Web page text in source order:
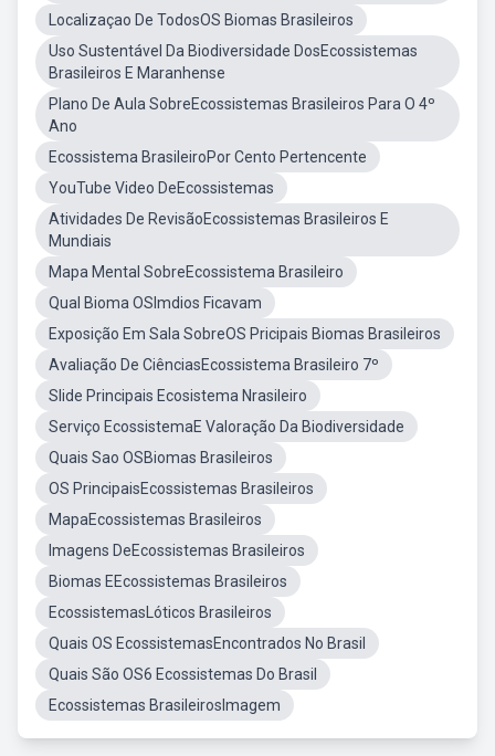
Localizaçao De TodosOS Biomas Brasileiros
Uso Sustentável Da Biodiversidade DosEcossistemas
Brasileiros E Maranhense
Plano De Aula SobreEcossistemas Brasileiros Para O 4º
Ano
Ecossistema BrasileiroPor Cento Pertencente
YouTube Video DeEcossistemas
Atividades De RevisãoEcossistemas Brasileiros E
Mundiais
Mapa Mental SobreEcossistema Brasileiro
Qual Bioma OSImdios Ficavam
Exposição Em Sala SobreOS Pricipais Biomas Brasileiros
Avaliação De CiênciasEcossistema Brasileiro 7º
Slide Principais Ecosistema Nrasileiro
Serviço EcossistemaE Valoração Da Biodiversidade
Quais Sao OSBiomas Brasileiros
OS PrincipaisEcossistemas Brasileiros
MapaEcossistemas Brasileiros
Imagens DeEcossistemas Brasileiros
Biomas EEcossistemas Brasileiros
EcossistemasLóticos Brasileiros
Quais OS EcossistemasEncontrados No Brasil
Quais São OS6 Ecossistemas Do Brasil
Ecossistemas BrasileirosImagem